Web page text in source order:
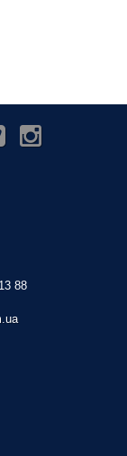
88